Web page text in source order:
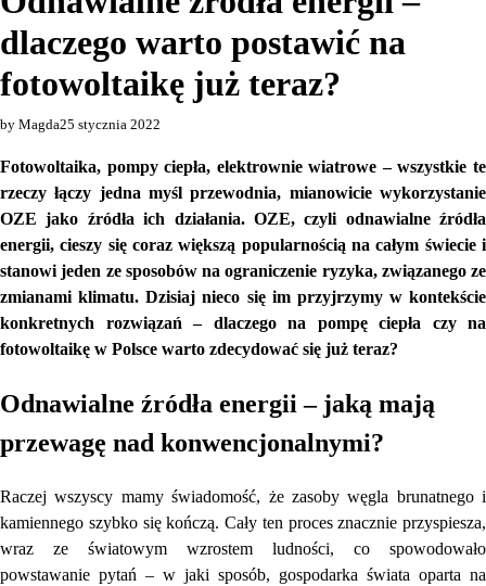
dlaczego warto postawić na
fotowoltaikę już teraz?
by Magda25 stycznia 2022
Fotowoltaika, pompy ciepła, elektrownie wiatrowe – wszystkie te
rzeczy łączy jedna myśl przewodnia, mianowicie wykorzystanie
OZE jako źródła ich działania. OZE, czyli odnawialne źródła
energii, cieszy się coraz większą popularnością na całym świecie i
stanowi jeden ze sposobów na ograniczenie ryzyka, związanego ze
zmianami klimatu. Dzisiaj nieco się im przyjrzymy w kontekście
konkretnych rozwiązań – dlaczego na pompę ciepła czy na
fotowoltaikę w Polsce warto zdecydować się już teraz?
Odnawialne źródła energii – jaką mają
przewagę nad konwencjonalnymi?
Raczej wszyscy mamy świadomość, że zasoby węgla brunatnego i
kamiennego szybko się kończą. Cały ten proces znacznie przyspiesza,
wraz ze światowym wzrostem ludności, co spowodowało
powstawanie pytań – w jaki sposób, gospodarka świata oparta na